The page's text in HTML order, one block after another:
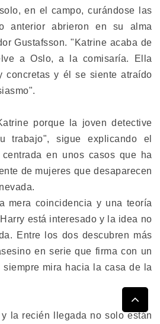
en el campo, curándose las
anterior abrieron en su alma
Gustafsson. "Katrine acaba de
a Oslo, a la comisaría. Ella
concretas y él se siente atraído
porque la joven detective
trabajo", sigue explicando el
en unos casos que ha
de mujeres que desaparecen
mera coincidencia y una teoría
está interesado y la idea no
Entre los dos descubren más
en serie que firma con un
mira hacia la casa de la
la recién llegada no solo están